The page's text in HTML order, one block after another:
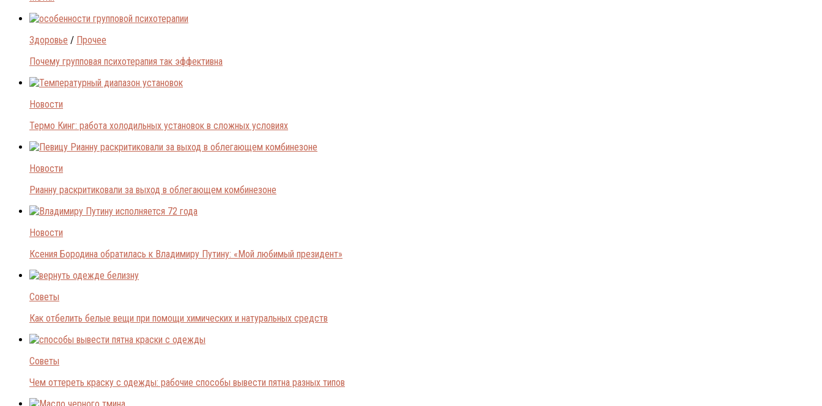
Здоровье / Прочее
Почему групповая психотерапия так эффективна
Новости
Термо Кинг: работа холодильных установок в сложных условиях
Новости
Рианну раскритиковали за выход в облегающем комбинезоне
Новости
Ксения Бородина обратилась к Владимиру Путину: «Мой любимый президент»
Советы
Как отбелить белые вещи при помощи химических и натуральных средств
Советы
Чем оттереть краску с одежды: рабочие способы вывести пятна разных типов